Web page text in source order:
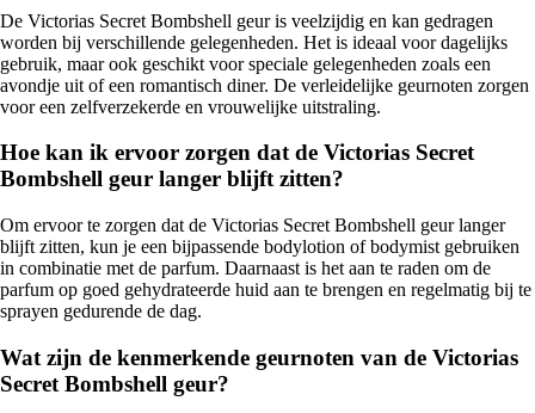
De Victorias Secret Bombshell geur is veelzijdig en kan gedragen
worden bij verschillende gelegenheden. Het is ideaal voor dagelijks
gebruik, maar ook geschikt voor speciale gelegenheden zoals een
avondje uit of een romantisch diner. De verleidelijke geurnoten zorgen
voor een zelfverzekerde en vrouwelijke uitstraling.
Hoe kan ik ervoor zorgen dat de Victorias Secret
Bombshell geur langer blijft zitten?
Om ervoor te zorgen dat de Victorias Secret Bombshell geur langer
blijft zitten, kun je een bijpassende bodylotion of bodymist gebruiken
in combinatie met de parfum. Daarnaast is het aan te raden om de
parfum op goed gehydrateerde huid aan te brengen en regelmatig bij te
sprayen gedurende de dag.
Wat zijn de kenmerkende geurnoten van de Victorias
Secret Bombshell geur?